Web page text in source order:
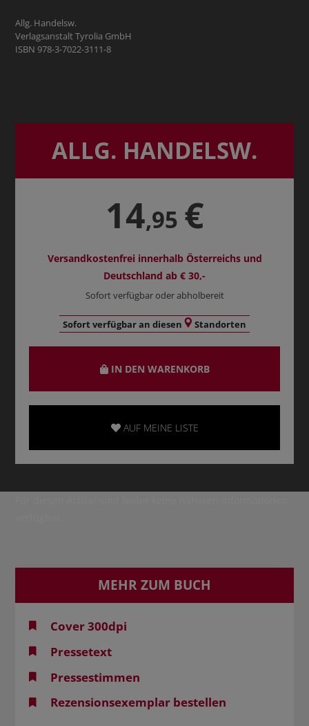
Allg. Handelsw.
Verlagsanstalt Tyrolia GmbH
ISBN 978-3-7022-3111-8
ALLG. HANDELSW.
14,95 €
Versandkostenfrei innerhalb Österreichs und
Deutschland ab € 30,-
Sofort verfügbar oder abholbereit
Sofort verfügbar an diesen Standorten
IN DEN WARENKORB
AUF MEINE LISTE
MEHR ZUM BUCH
Cover 300dpi
Pressetext
Pressestimmen
Rezensionsexemplar bestellen